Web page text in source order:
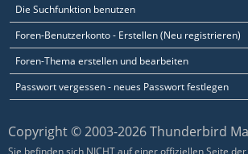
Die Suchfunktion benutzen
Foren-Benutzerkonto - Erstellen (Neu registrieren)
Foren-Thema erstellen und bearbeiten
Passwort vergessen - neues Passwort festlegen
Copyright © 2003-2026 Thunderbird
Sie befinden sich NICHT auf einer offiziellen Seite